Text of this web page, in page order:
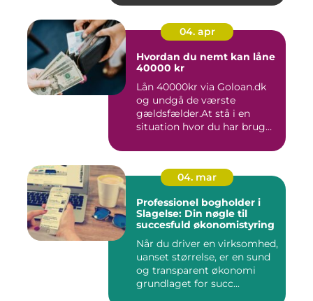
04. apr
Hvordan du nemt kan låne
40000 kr
Lån 40000kr via Goloan.dk
og undgå de værste
gældsfælder.At stå i en
situation hvor du har brug
04. mar
Professionel bogholder i
Slagelse: Din nøgle til
succesfuld økonomistyring
Når du driver en virksomhed,
uanset størrelse, er en sund
og transparent økonomi
grundlaget for succ...